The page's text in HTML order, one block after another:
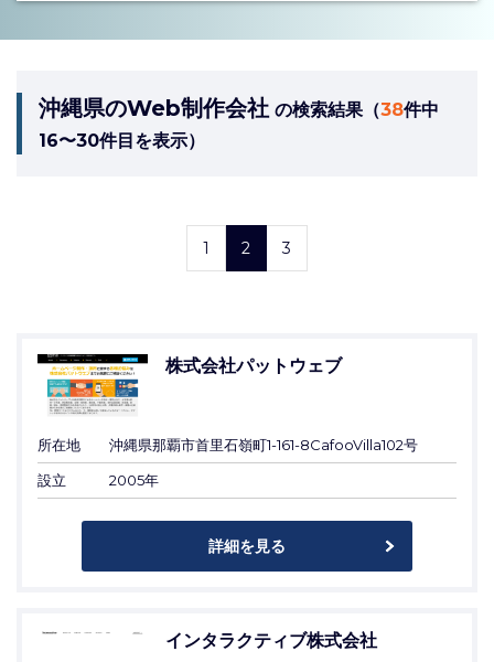
沖縄県のWeb制作会社 の検索結果（38件中
16〜30件目を表示）
1 2 3
株式会社パットウェブ
所在地
沖縄県那覇市首里石嶺町1-161-8CafooVilla102号
設立
2005年
詳細を見る
インタラクティブ株式会社